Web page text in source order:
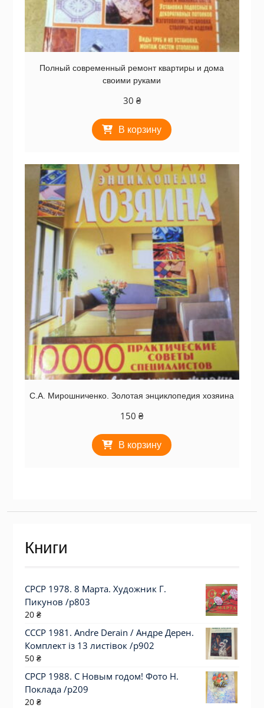
Полный современный ремонт квартиры и дома
своими руками
30 ₴
В корзину
С.А. Мирошниченко. Золотая энциклопедия хозяина
150₴
В корзину
Книги
СРСР 1978. 8 Марта. Художник Г.
Пикунов /р803
20 ₴
СССР 1981. Andre Derain / Андре Дерен.
Комплект із 13 листівок /р902
50 ₴
СРСР 1988. С Новым годом! Фото Н.
Поклада /р209
20 ₴